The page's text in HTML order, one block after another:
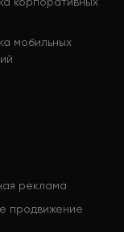
мобильных
реклама
продвижение